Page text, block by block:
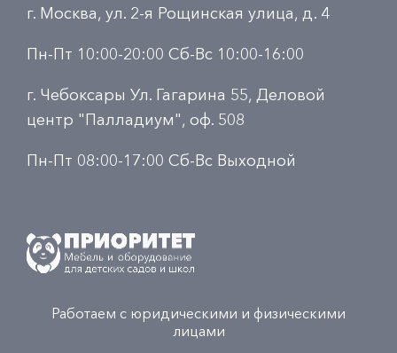
г. Москва, ул. 2-я Рощинская улица, д. 4
Пн-Пт 10:00-20:00 Сб-Вс 10:00-16:00
г. Чебоксары Ул. Гагарина 55, Деловой
центр "Палладиум", оф. 508
Пн-Пт 08:00-17:00 Сб-Вс Выходной
Работаем с юридическими и физическими
лицами